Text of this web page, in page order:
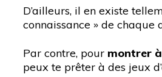
D’ailleurs, il en existe
connaissance » de chaque
Par contre, pour montrer
peux te prêter à des jeux